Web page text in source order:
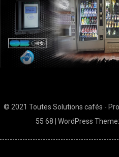
© 2021 Toutes Solutions cafés -
55 68
WordPress Theme: